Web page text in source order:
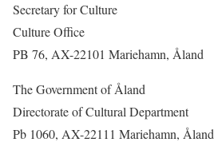
Secretary for Culture
Culture Office
PB 76, AX-22101 Mariehamn, Åland
The Government of Åland
Directorate of Cultural Department
Pb 1060, AX-22111 Mariehamn, Åland